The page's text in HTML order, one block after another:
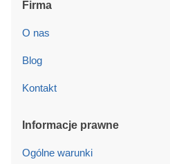
Firma
O nas
Blog
Kontakt
Informacje prawne
Ogólne warunki